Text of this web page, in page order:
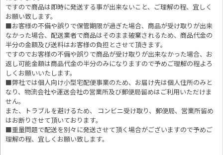
ですので商品は即時に発送する事が出来ないこと、ご理解の程、宜しく
お願い致します。
■お客様の不備や誤りで保管期限が過ぎた場合、商品が受け取りが出来
なかった場合、配送業者で商品はそのまま破棄されるため、商品代金の
半分の金額及び送料はお客様の負担とさせて頂きます。
ですのでお客様の不備や誤りで商品が受け取りが出来なかった場合、お
返し可能金額は商品代金の半分のみになりますので予めご理解の程よろ
しくお願いいたします。
弊社では個人向け小型宅配便事業のため、お届け先は個人住所のみと
なり、物流会社や運送会社の営業所及び郵便局留めはご利用いただけま
せん。
また、トラブルを避けるため、 コンビニ受け取り、郵便局、営業所留め
はお断りさせて頂いております。
■重量問題で配送を別々に発送させて頂く場合がございますので予めご
理解の程、宜しくお願い致します。